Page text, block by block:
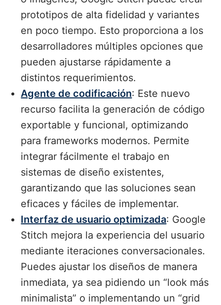
prototipos de alta fidelidad y variantes
en poco tiempo. Esto proporciona a los
desarrolladores múltiples opciones que
pueden ajustarse rápidamente a
distintos requerimientos.
Agente de codificación: Este nuevo
recurso facilita la generación de código
exportable y funcional, optimizando
para frameworks modernos. Permite
integrar fácilmente el trabajo en
sistemas de diseño existentes,
garantizando que las soluciones sean
eficaces y fáciles de implementar.
Interfaz de usuario optimizada: Google
Stitch mejora la experiencia del usuario
mediante iteraciones conversacionales.
Puedes ajustar los diseños de manera
inmediata, ya sea pidiendo un “look más
minimalista” o implementando un “grid